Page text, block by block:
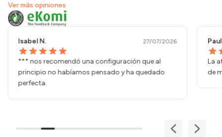
Ver más opiniones
Isabel N. 27/07/2026
*** nos recomendó una configuración que al
principio no habíamos pensado y ha quedado
perfecta.
La
de